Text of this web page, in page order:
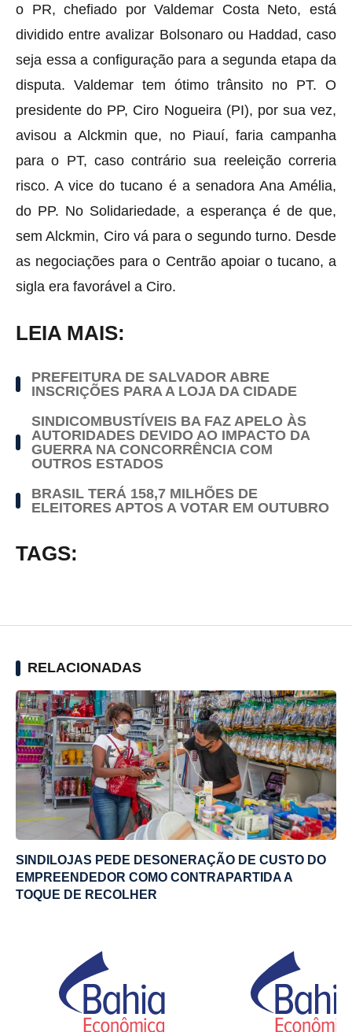
o PR, chefiado por Valdemar Costa Neto, está
dividido entre avalizar Bolsonaro ou Haddad, caso
seja essa a configuração para a segunda etapa da
disputa. Valdemar tem ótimo trânsito no PT. O
presidente do PP, Ciro Nogueira (PI), por sua vez,
avisou a Alckmin que, no Piauí, faria campanha
para o PT, caso contrário sua reeleição correria
risco. A vice do tucano é a senadora Ana Amélia,
do PP. No Solidariedade, a esperança é de que,
sem Alckmin, Ciro vá para o segundo turno. Desde
as negociações para o Centrão apoiar o tucano, a
sigla era favorável a Ciro.
LEIA MAIS:
PREFEITURA DE SALVADOR ABRE
INSCRIÇÕES PARA A LOJA DA CIDADE
SINDICOMBUSTÍVEIS BA FAZ APELO ÀS
AUTORIDADES DEVIDO AO IMPACTO DA
GUERRA NA CONCORRÊNCIA COM
OUTROS ESTADOS
BRASIL TERÁ 158,7 MILHÕES DE
ELEITORES APTOS A VOTAR EM OUTUBRO
TAGS:
RELACIONADAS
SINDILOJAS PEDE DESONERAÇÃO DE CUSTO DO
EMPREENDEDOR COMO CONTRAPARTIDA A
TOQUE DE RECOLHER